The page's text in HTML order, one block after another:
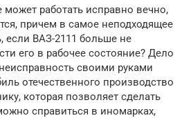
работать исправно вечно,
причем в самое неподходящее
если ВАЗ-2111 больше не
его в рабочее состояние? Дело
своими руками
отечественного производство
которая позволяет сделать
справиться в иномарках,